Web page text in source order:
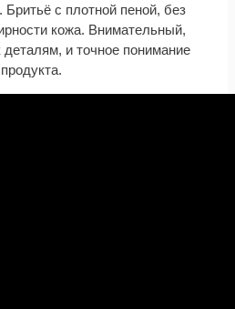
Бритьё с плотной пеной, без
кожа. Внимательный,
и точное понимание
продукта.